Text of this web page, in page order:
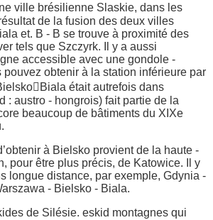
ville brésilienne Slaskie, dans les
de la fusion des deux villes
et. B - B se trouve à proximité des
tels que Szczyrk. Il y a aussi
accessible avec une gondole -
pouvez obtenir à la station inférieure par
était autrefois dans
: austro - hongrois) fait partie de la
beaucoup de bâtiments du XIXe
à Bielsko provient de la haute -
pour être plus précis, de Katowice. Il y
longue distance, par exemple, Gdynia -
- Bielsko - Biala.
de Silésie. eskid montagnes qui